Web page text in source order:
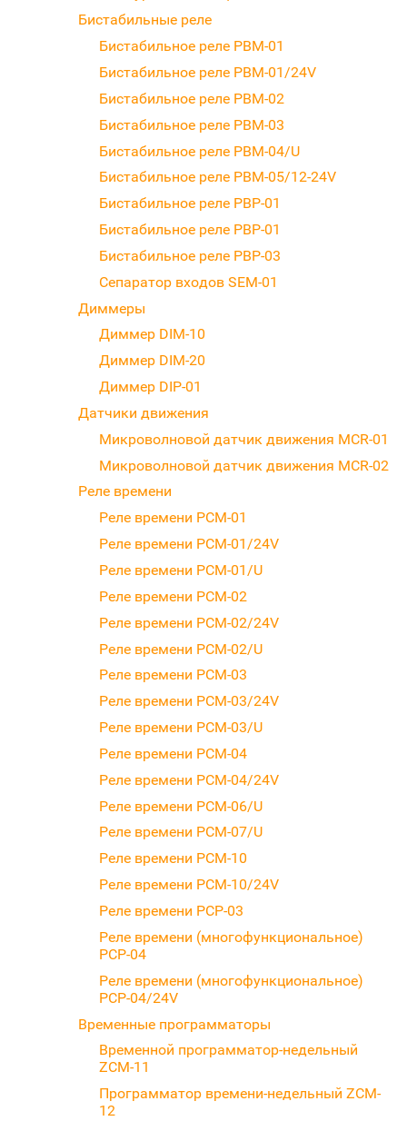
Бистабильные реле
Бистабильное реле PBM-01
Бистабильное реле PBM-01/24V
Бистабильное реле PBM-02
Бистабильное реле PBM-03
Бистабильное реле PBM-04/U
Бистабильное реле PBM-05/12-24V
Бистабильное реле PBP-01
Бистабильное реле PBP-01
Бистабильное реле PBP-03
Сепаратор входов SEM-01
Диммеры
Диммер DIM-10
Диммер DIM-20
Диммер DIP-01
Датчики движения
Микроволновой датчик движения MCR-01
Микроволновой датчик движения MCR-02
Реле времени
Реле времени PCM-01
Реле времени PCM-01/24V
Реле времени PCM-01/U
Реле времени PCM-02
Реле времени PCM-02/24V
Реле времени PCM-02/U
Реле времени PCM-03
Реле времени PCM-03/24V
Реле времени PCM-03/U
Реле времени PCM-04
Реле времени PCM-04/24V
Реле времени PCM-06/U
Реле времени PCM-07/U
Реле времени PCM-10
Реле времени PCM-10/24V
Реле времени PCP-03
Реле времени (многофункциональное)
PCP-04
Реле времени (многофункциональное)
PCP-04/24V
Временные программаторы
Временной программатор-недельный
ZCM-11
Программатор времени-недельный ZCM-
12